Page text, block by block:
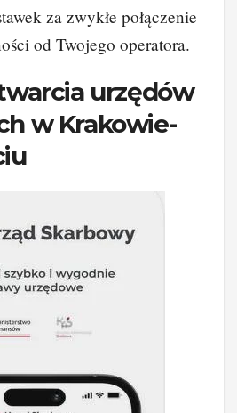
za zwykłe połączenie
od Twojego operatora.
urzędów
w Krakowie-